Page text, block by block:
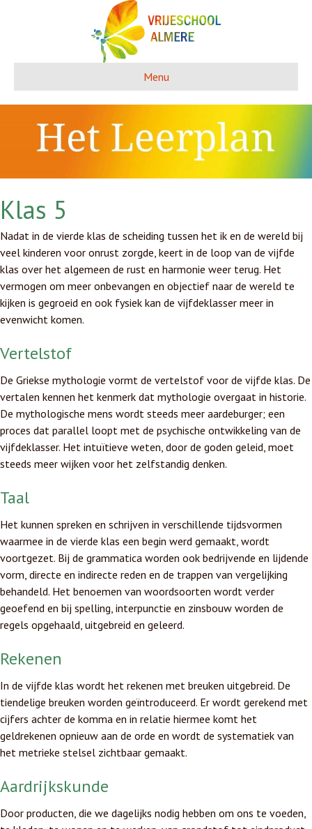
Menu
Klas 5
Nadat in de vierde klas de scheiding tussen het ik en de wereld bij
veel kinderen voor onrust zorgde, keert in de loop van de vijfde
klas over het algemeen de rust en harmonie weer terug. Het
vermogen om meer onbevangen en objectief naar de wereld te
kijken is gegroeid en ook fysiek kan de vijfdeklasser meer in
evenwicht komen.
Vertelstof
De Griekse mythologie vormt de vertelstof voor de vijfde klas. De
vertalen kennen het kenmerk dat mythologie overgaat in historie.
De mythologische mens wordt steeds meer aardeburger; een
proces dat parallel loopt met de psychische ontwikkeling van de
vijfdeklasser. Het intuïtieve weten, door de goden geleid, moet
steeds meer wijken voor het zelfstandig denken.
Taal
Het kunnen spreken en schrijven in verschillende tijdsvormen
waarmee in de vierde klas een begin werd gemaakt, wordt
voortgezet. Bij de grammatica worden ook bedrijvende en lijdende
vorm, directe en indirecte reden en de trappen van vergelijking
behandeld. Het benoemen van woordsoorten wordt verder
geoefend en bij spelling, interpunctie en zinsbouw worden de
regels opgehaald, uitgebreid en geleerd.
Rekenen
In de vijfde klas wordt het rekenen met breuken uitgebreid. De
tiendelige breuken worden geïntroduceerd. Er wordt gerekend met
cijfers achter de komma en in relatie hiermee komt het
geldrekenen opnieuw aan de orde en wordt de systematiek van
het metrieke stelsel zichtbaar gemaakt.
Aardrijkskunde
Door producten, die we dagelijks nodig hebben om ons te voeden,